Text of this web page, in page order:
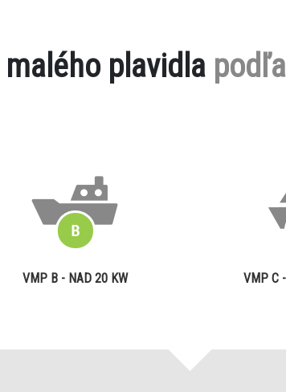
plavidla
VMP B - NAD 20 KW VMP C